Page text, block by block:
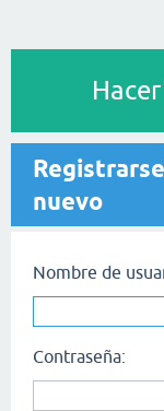
nuevo
Nombre de
Contraseña: